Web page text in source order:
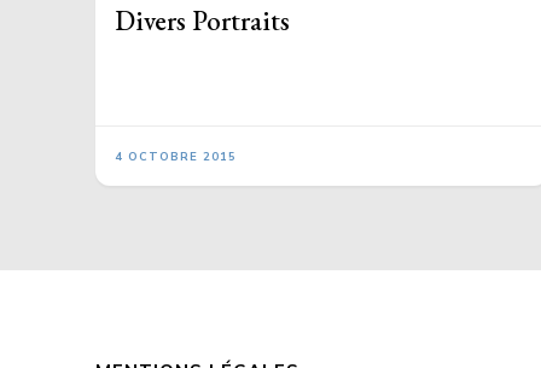
Divers Portraits
4 OCTOBRE 2015